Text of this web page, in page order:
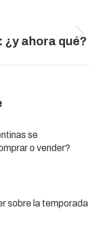
¿y ahora qué?
se
o vender?
sobre la temporada